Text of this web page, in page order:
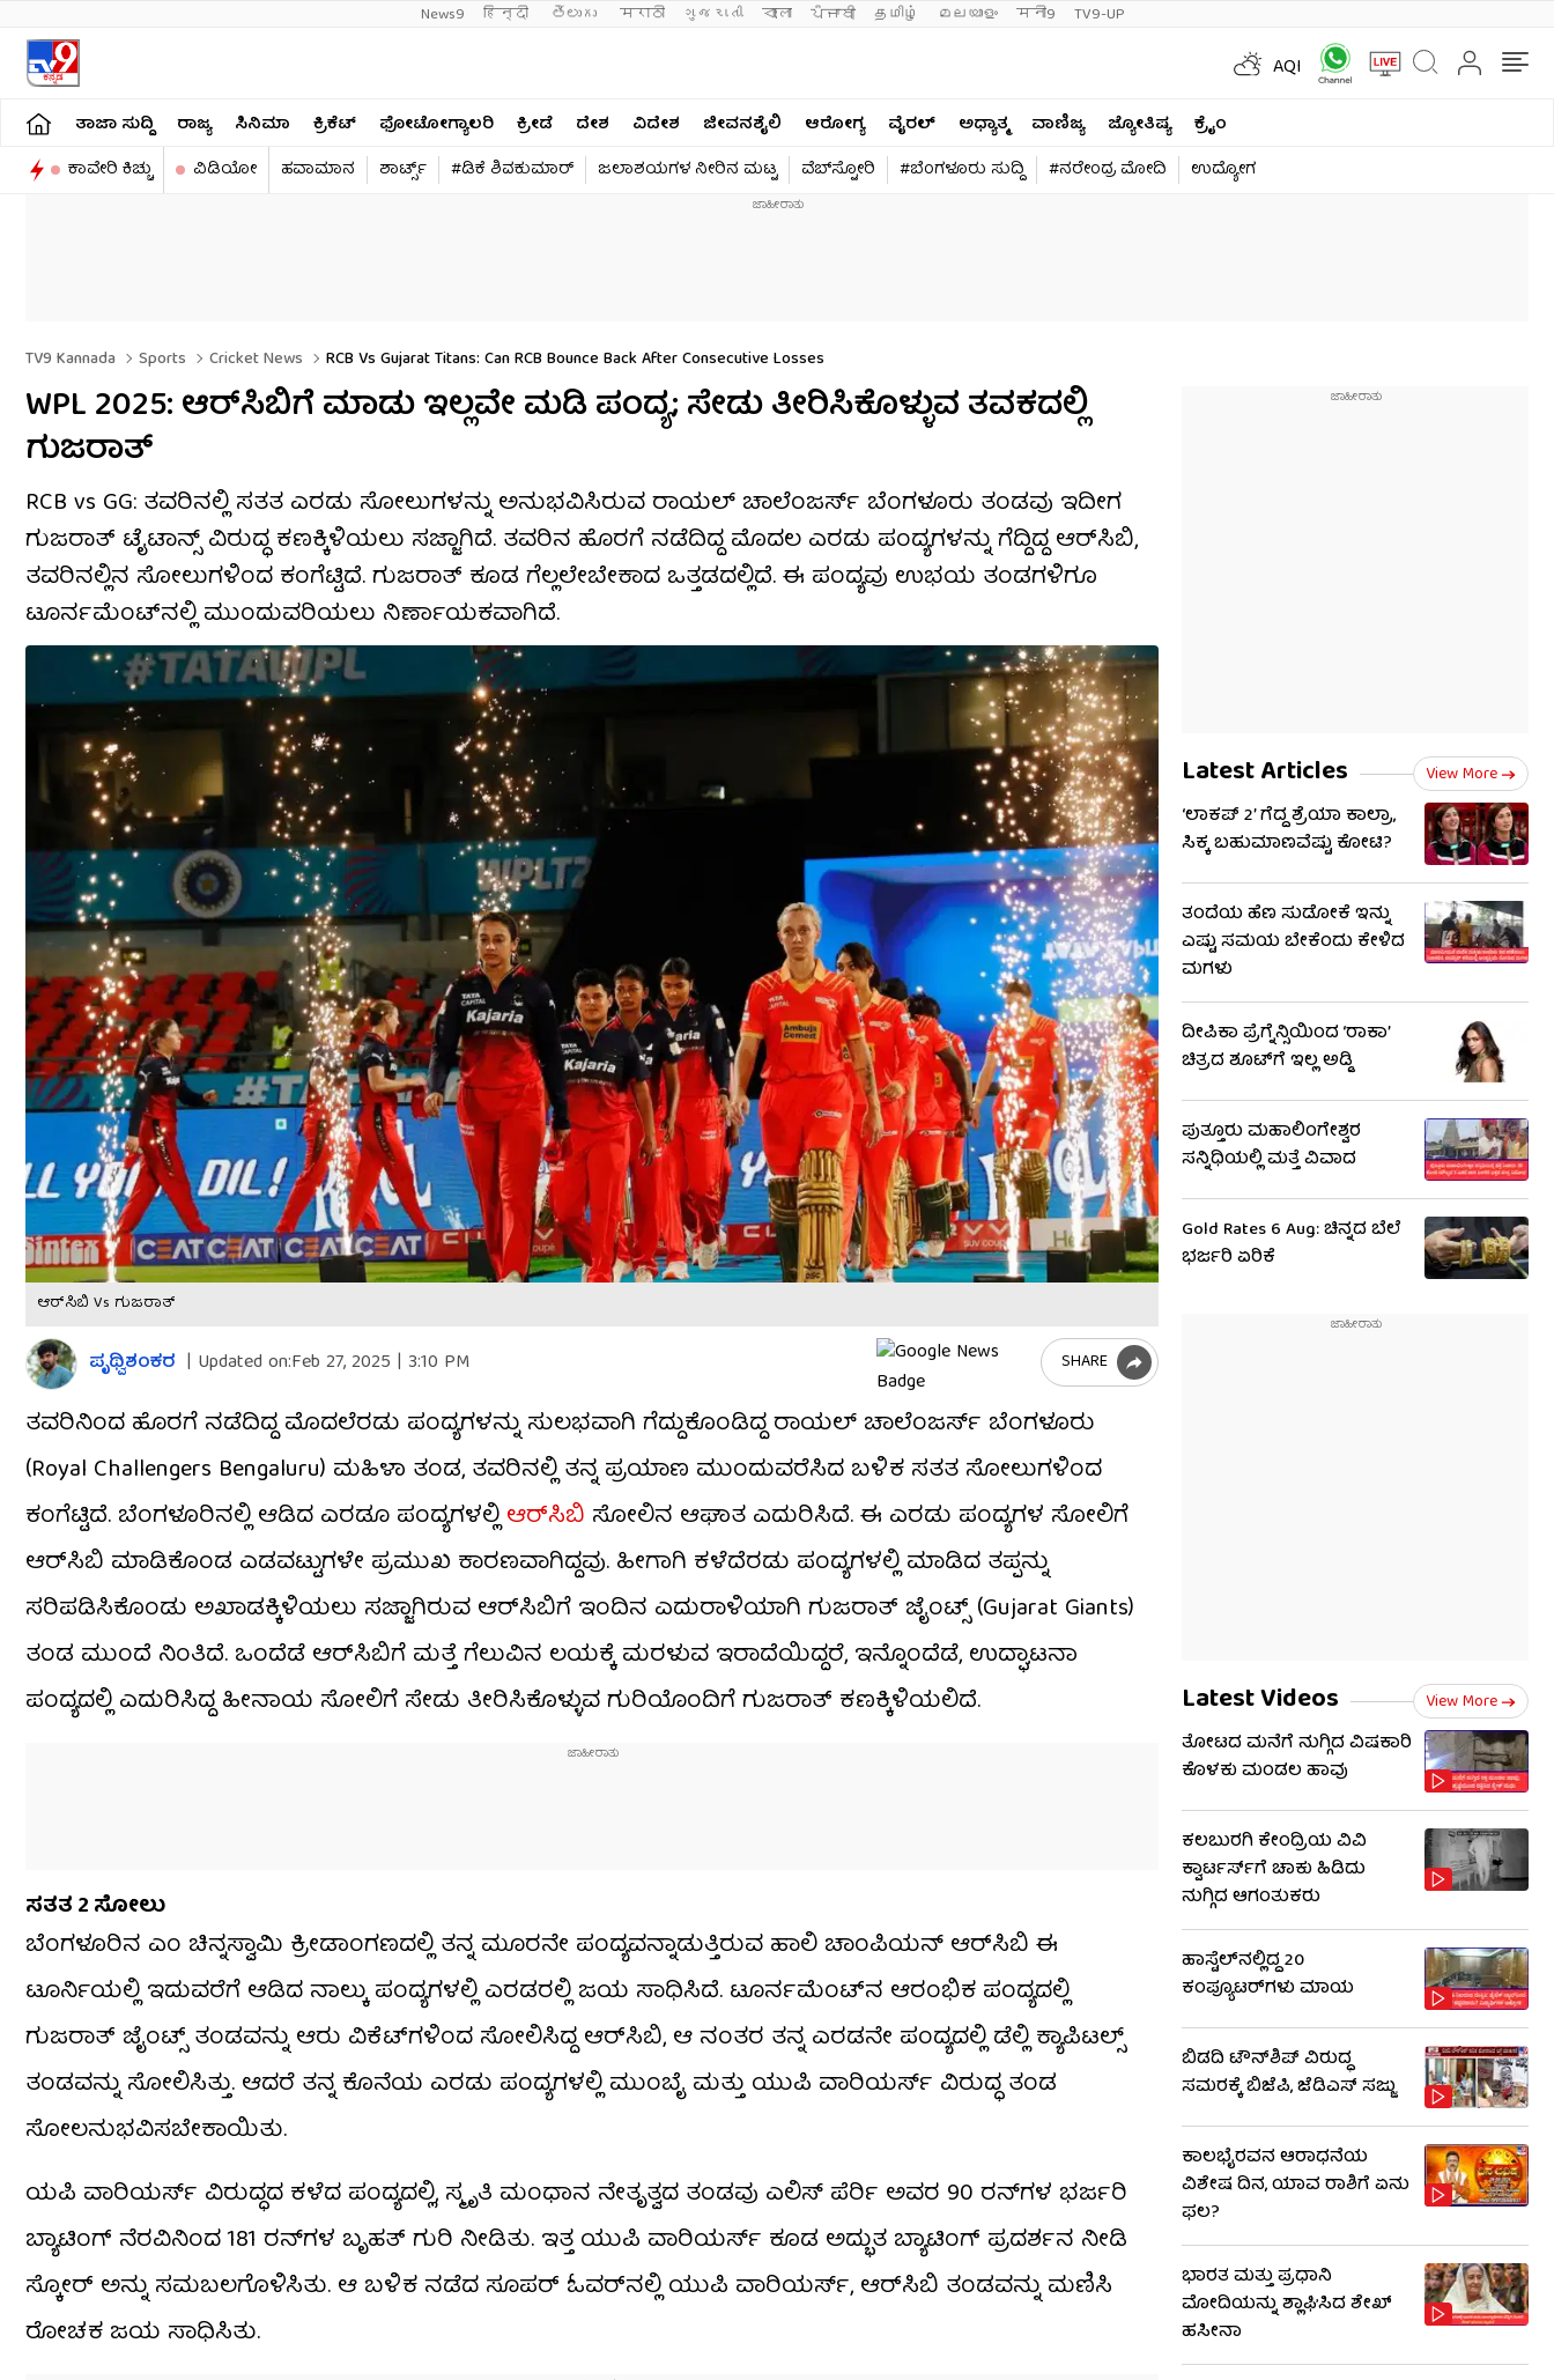
News9 हिन्दी తెలుగు मराठी ગુજરાતી বাংলা ਪੰਜਾਬੀ தமிழ் മലയാളം मनी9 TV9-UP
AQI
ತಾಜಾ ಸುದ್ದಿ ರಾಜ್ಯ ಸಿನಿಮಾ ಕ್ರಿಕೆಟ್​ ಫೋಟೋಗ್ಯಾಲರಿ ಕ್ರೀಡೆ ದೇಶ ವಿದೇಶ ಜೀವನಶೈಲಿ ಆರೋಗ್ಯ ವೈರಲ್​ ಅಧ್ಯಾತ್ಮ ವಾಣಿಜ್ಯ ಜ್ಯೋತಿಷ್ಯ
ಕ್ರೈಂ
ಕಾವೇರಿ ಕಿಚ್ಚು
ವಿಡಿಯೋ ಹವಾಮಾನ ಶಾರ್ಟ್ಸ್​ #ಡಿಕೆ ಶಿವಕುಮಾರ್​ ಜಲಾಶಯಗಳ ನೀರಿನ ಮಟ್ಟ ವೆಬ್​ಸ್ಟೋರಿ #ಬೆಂಗಳೂರು ಸುದ್ದಿ #ನರೇಂದ್ರ ಮೋದಿ ಉದ್ಯೋಗ
TV9 Kannada Sports Cricket News RCB Vs Gujarat Titans: Can RCB Bounce Back After Consecutive Losses
WPL 2025: ಆರ್​ಸಿಬಿಗೆ ಮಾಡು ಇಲ್ಲವೇ ಮಡಿ ಪಂದ್ಯ; ಸೇಡು ತೀರಿಸಿಕೊಳ್ಳುವ ತವಕದಲ್ಲಿ
ಗುಜರಾತ್
RCB vs GG: ತವರಿನಲ್ಲಿ ಸತತ ಎರಡು ಸೋಲುಗಳನ್ನು ಅನುಭವಿಸಿರುವ ರಾಯಲ್ ಚಾಲೆಂಜರ್ಸ್ ಬೆಂಗಳೂರು ತಂಡವು ಇದೀಗ
ಗುಜರಾತ್ ಟೈಟಾನ್ಸ್ ವಿರುದ್ಧ ಕಣಕ್ಕಿಳಿಯಲು ಸಜ್ಜಾಗಿದೆ. ತವರಿನ ಹೊರಗೆ ನಡೆದಿದ್ದ ಮೊದಲ ಎರಡು ಪಂದ್ಯಗಳನ್ನು ಗೆದ್ದಿದ್ದ ಆರ್‌ಸಿಬಿ,
ತವರಿನಲ್ಲಿನ ಸೋಲುಗಳಿಂದ ಕಂಗೆಟ್ಟಿದೆ. ಗುಜರಾತ್ ಕೂಡ ಗೆಲ್ಲಲೇಬೇಕಾದ ಒತ್ತಡದಲ್ಲಿದೆ. ಈ ಪಂದ್ಯವು ಉಭಯ ತಂಡಗಳಿಗೂ
ಟೂರ್ನಮೆಂಟ್‌ನಲ್ಲಿ ಮುಂದುವರಿಯಲು ನಿರ್ಣಾಯಕವಾಗಿದೆ.
ಆರ್​ಸಿಬಿ Vs ಗುಜರಾತ್
ಪೃಥ್ವಿಶಂಕರ | Updated on:Feb 27, 2025 | 3:10 PM SHARE
ತವರಿನಿಂದ ಹೊರಗೆ ನಡೆದಿದ್ದ ಮೊದಲೆರಡು ಪಂದ್ಯಗಳನ್ನು ಸುಲಭವಾಗಿ ಗೆದ್ದುಕೊಂಡಿದ್ದ ರಾಯಲ್ ಚಾಲೆಂಜರ್ಸ್ ಬೆಂಗಳೂರು
(Royal Challengers Bengaluru) ಮಹಿಳಾ ತಂಡ, ತವರಿನಲ್ಲಿ ತನ್ನ ಪ್ರಯಾಣ ಮುಂದುವರೆಸಿದ ಬಳಿಕ ಸತತ ಸೋಲುಗಳಿಂದ
ಕಂಗೆಟ್ಟಿದೆ. ಬೆಂಗಳೂರಿನಲ್ಲಿ ಆಡಿದ ಎರಡೂ ಪಂದ್ಯಗಳಲ್ಲಿಆರ್​ಸಿಬಿ ಸೋಲಿನ ಆಘಾತ ಎದುರಿಸಿದೆ. ಈ ಎರಡು ಪಂದ್ಯಗಳ ಸೋಲಿಗೆ
ಆರ್​ಸಿಬಿ ಮಾಡಿಕೊಂಡ ಎಡವಟ್ಟುಗಳೇ ಪ್ರಮುಖ ಕಾರಣವಾಗಿದ್ದವು. ಹೀಗಾಗಿ ಕಳೆದೆರಡು ಪಂದ್ಯಗಳಲ್ಲಿ ಮಾಡಿದ ತಪ್ಪನ್ನು
ಸರಿಪಡಿಸಿಕೊಂಡು ಅಖಾಡಕ್ಕಿಳಿಯಲು ಸಜ್ಜಾಗಿರುವ ಆರ್​ಸಿಬಿಗೆ ಇಂದಿನ ಎದುರಾಳಿಯಾಗಿ ಗುಜರಾತ್ ಜೈಂಟ್ಸ್ (Gujarat Giants)
ತಂಡ ಮುಂದೆ ನಿಂತಿದೆ. ಒಂದೆಡೆ ಆರ್​ಸಿಬಿಗೆ ಮತ್ತೆ ಗೆಲುವಿನ ಲಯಕ್ಕೆ ಮರಳುವ ಇರಾದೆಯಿದ್ದರೆ, ಇನ್ನೊಂದೆಡೆ, ಉದ್ಘಾಟನಾ
ಪಂದ್ಯದಲ್ಲಿ ಎದುರಿಸಿದ್ದ ಹೀನಾಯ ಸೋಲಿಗೆ ಸೇಡು ತೀರಿಸಿಕೊಳ್ಳುವ ಗುರಿಯೊಂದಿಗೆ ಗುಜರಾತ್ ಕಣಕ್ಕಿಳಿಯಲಿದೆ.
ಸತತ 2 ಸೋಲು
ಬೆಂಗಳೂರಿನ ಎಂ ಚಿನ್ನಸ್ವಾಮಿ ಕ್ರೀಡಾಂಗಣದಲ್ಲಿ ತನ್ನ ಮೂರನೇ ಪಂದ್ಯವನ್ನಾಡುತ್ತಿರುವ ಹಾಲಿ ಚಾಂಪಿಯನ್ ಆರ್‌ಸಿಬಿ ಈ
ಟೂರ್ನಿಯಲ್ಲಿ ಇದುವರೆಗೆ ಆಡಿದ ನಾಲ್ಕು ಪಂದ್ಯಗಳಲ್ಲಿ ಎರಡರಲ್ಲಿ ಜಯ ಸಾಧಿಸಿದೆ. ಟೂರ್ನಮೆಂಟ್‌ನ ಆರಂಭಿಕ ಪಂದ್ಯದಲ್ಲಿ
ಗುಜರಾತ್ ಜೈಂಟ್ಸ್ ತಂಡವನ್ನು ಆರು ವಿಕೆಟ್‌ಗಳಿಂದ ಸೋಲಿಸಿದ್ದ ಆರ್​ಸಿಬಿ, ಆ ನಂತರ ತನ್ನ ಎರಡನೇ ಪಂದ್ಯದಲ್ಲಿ ಡೆಲ್ಲಿ ಕ್ಯಾಪಿಟಲ್ಸ್
ತಂಡವನ್ನು ಸೋಲಿಸಿತ್ತು. ಆದರೆ ತನ್ನ ಕೊನೆಯ ಎರಡು ಪಂದ್ಯಗಳಲ್ಲಿ ಮುಂಬೈ ಮತ್ತು ಯುಪಿ ವಾರಿಯರ್ಸ್​ ವಿರುದ್ಧ ತಂಡ
ಸೋಲನುಭವಿಸಬೇಕಾಯಿತು.
ಯಪಿ ವಾರಿಯರ್ಸ್​ ವಿರುದ್ಧದ ಕಳೆದ ಪಂದ್ಯದಲ್ಲಿ, ಸ್ಮೃತಿ ಮಂಧಾನ ನೇತೃತ್ವದ ತಂಡವು ಎಲಿಸ್ ಪೆರ್ರಿ ಅವರ 90 ರನ್‌ಗಳ ಭರ್ಜರಿ
ಬ್ಯಾಟಿಂಗ್ ನೆರವಿನಿಂದ 181 ರನ್‌ಗಳ ಬೃಹತ್ ಗುರಿ ನೀಡಿತು. ಇತ್ತ ಯುಪಿ ವಾರಿಯರ್ಸ್ ಕೂಡ ಅದ್ಭುತ ಬ್ಯಾಟಿಂಗ್ ಪ್ರದರ್ಶನ ನೀಡಿ
ಸ್ಕೋರ್ ಅನ್ನು ಸಮಬಲಗೊಳಿಸಿತು. ಆ ಬಳಿಕ ನಡೆದ ಸೂಪರ್ ಓವರ್‌ನಲ್ಲಿ ಯುಪಿ ವಾರಿಯರ್ಸ್​, ಆರ್​ಸಿಬಿ ತಂಡವನ್ನು ಮಣಿಸಿ
ರೋಚಕ ಜಯ ಸಾಧಿಸಿತು.
Latest Articles View More
‘ಲಾಕಪ್ 2’ ಗೆದ್ದ ಶ್ರೆಯಾ ಕಾಲ್ರಾ,
ಸಿಕ್ಕ ಬಹುಮಾಣವೆಷ್ಟು ಕೋಟಿ?
ತಂದೆಯ ಹೆಣ ಸುಡೋಕೆ ಇನ್ನು
ಎಷ್ಟು ಸಮಯ ಬೇಕೆಂದು ಕೇಳಿದ
ಮಗಳು
ದೀಪಿಕಾ ಪ್ರೆಗ್ನೆನ್ಸಿಯಿಂದ ‘ರಾಕಾ’
ಚಿತ್ರದ ಶೂಟ್​​ಗೆ ಇಲ್ಲ ಅಡ್ಡಿ
ಪುತ್ತೂರು ಮಹಾಲಿಂಗೇಶ್ವರ
ಸನ್ನಿಧಿಯಲ್ಲಿ ಮತ್ತೆ ವಿವಾದ
Gold Rates 6 Aug: ಚಿನ್ನದ ಬೆಲೆ
ಭರ್ಜರಿ ಏರಿಕೆ
Latest Videos View More
ತೋಟದ ಮನೆಗೆ ನುಗ್ಗಿದ ವಿಷಕಾರಿ
ಕೊಳಕು ಮಂಡಲ ಹಾವು
ಕಲಬುರಗಿ ಕೇಂದ್ರಿಯ ವಿವಿ
ಕ್ವಾರ್ಟರ್ಸ್‌ಗೆ ಚಾಕು ಹಿಡಿದು
ನುಗ್ಗಿದ ಆಗಂತುಕರು
ಹಾಸ್ಟೆಲ್‌ನಲ್ಲಿದ್ದ 20
ಕಂಪ್ಯೂಟರ್‌ಗಳು ಮಾಯ
ಬಿಡದಿ ಟೌನ್‌ಶಿಪ್ ವಿರುದ್ಧ
ಸಮರಕ್ಕೆ ಬಿಜೆಪಿ, ಜೆಡಿಎಸ್ ಸಜ್ಜು
ಕಾಲಭೈರವನ ಆರಾಧನೆಯ
ವಿಶೇಷ ದಿನ, ಯಾವ ರಾಶಿಗೆ ಏನು
ಫಲ?
ಭಾರತ ಮತ್ತು ಪ್ರಧಾನಿ
ಮೋದಿಯನ್ನು ಶ್ಲಾಘಿಸಿದ ಶೇಖ್
ಹಸೀನಾ